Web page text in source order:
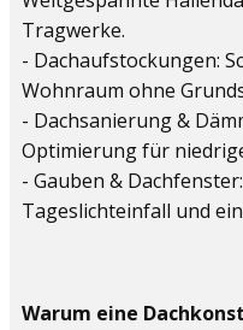
Tragwerke.
- Dachaufstockungen:
Wohnraum ohne
- Dachsanierung &
Optimierung für
- Gauben &
Tageslichteinfall und
Warum eine